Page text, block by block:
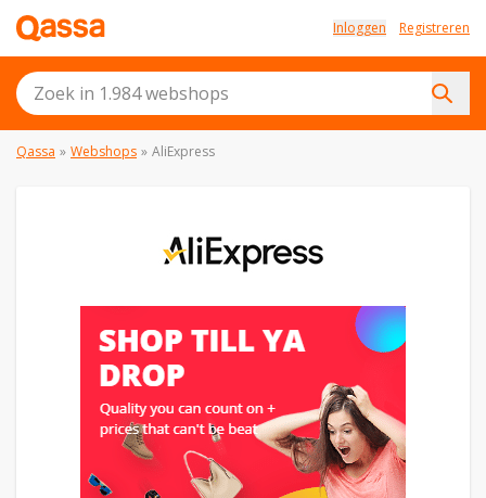
Inloggen Registreren
Qassa » Webshops » AliExpress